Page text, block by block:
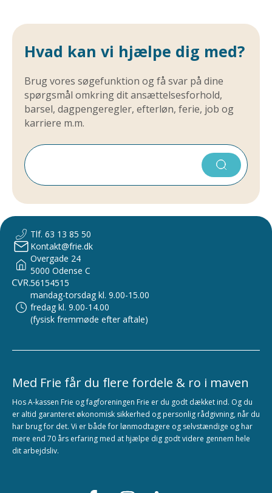
Hvad kan vi hjælpe dig med?
Brug vores søgefunktion og få svar på dine
spørgsmål omkring dit ansættelsesforhold,
barsel, dagpengeregler, efterløn, ferie, job og
karriere m.m.
Tlf. 63 13 85 50
Kontakt@frie.dk
Overgade 24
5000 Odense C
56154515
mandag-torsdag kl. 9.00-15.00
fredag kl. 9.00-14.00
(fysisk fremmøde efter aftale)
Med Frie får du flere fordele & ro i maven
Hos A-kassen Frie og fagforeningen Frie er du godt dækket ind. Og du
er altid garanteret økonomisk sikkerhed og personlig rådgivning, når du
har brug for det. Vi er både for lønmodtagere og selvstændige og har
mere end 70 års erfaring med at hjælpe dig godt videre gennem hele
dit arbejdsliv.